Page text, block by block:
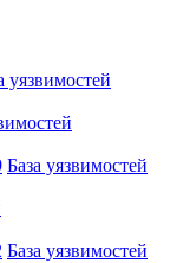
уязвимостей
База уязвимостей
База уязвимостей